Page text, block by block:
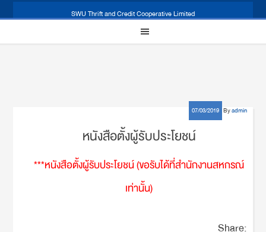
SWU Thrift and Credit Cooperative Limited
07/03/2019 Byadmin
หนังสือตั้งผู้รับประโยชน์
***หนังสือตั้งผู้รับประโยชน์ (ขอรับได้ที่สำนักงานสหกรณ์
เท่านั้น)
Share: